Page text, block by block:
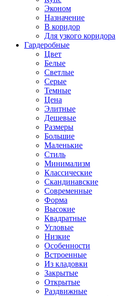
Эконом
Назначение
В коридор
Для узкого коридора
Гардеробные
Цвет
Белые
Светлые
Серые
Темные
Цена
Элитные
Дешевые
Размеры
Большие
Маленькие
Стиль
Минимализм
Классические
Скандинавские
Современные
Форма
Высокие
Квадратные
Угловые
Низкие
Особенности
Встроенные
Из кладовки
Закрытые
Открытые
Раздвижные